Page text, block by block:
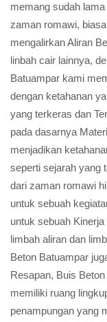
memang sudah
zaman romawi,
mengalirkan Aliran
linbah cair lainnya,
Batuampar kami
dengan ketahanan
yang terkeras dan
pada dasarnya
menjadikan
seperti sejarah yang
dari zaman romawi
untuk sebuah
untuk sebuah
limbah aliran dan
Beton Batuampar
Resapan, Buis
memiliki ruang
penampungan yang